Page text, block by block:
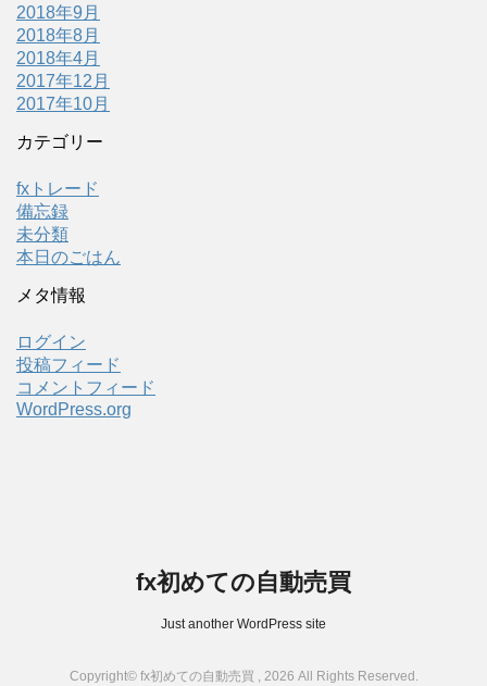
2018年9月
2018年8月
2018年4月
2017年12月
2017年10月
カテゴリー
fxトレード
備忘録
未分類
本日のごはん
メタ情報
ログイン
投稿フィード
コメントフィード
WordPress.org
fx初めての自動売買
Just another WordPress site
Copyright© fx初めての自動売買 , 2026 All Rights Reserved.